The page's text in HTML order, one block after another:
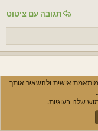
תגובה עם ציטוט
אישית ולהשאיר אותך
שלנו בעוגיות.